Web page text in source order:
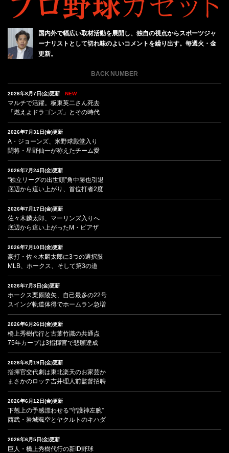
国内外で幅広い取材活動を展開し、独自の視点からスポーツジャ
ーナリストとして切れ味のよいコメントを繰り出す。毎週火・金
更新。
BACK NUMBER
2026年8月7日(金)更新 NEW
マルチで活躍。板東英二さん死去
「燃えよドラゴンズ」とその時代
2026年7月31日(金)更新
A・ジョーンズ、米野球殿堂入り
闘将・星野仙一が称えたチーム愛
2026年7月24日(金)更新
“独立リーグの出世頭”角中勝也引退
底辺から這い上がり、首位打者2度
2026年7月17日(金)更新
佐々木麟太郎、マーリンズ入りへ
底辺から這い上がったM・ピアザ
2026年7月10日(金)更新
豪打・佐々木麟太郎に3つの選択肢
MLB、ホークス、そして第3の道
2026年7月3日(金)更新
ホークス栗原陵矢、自己最多の22号
スイング軌道体得でホームラン急増
2026年6月26日(金)更新
橋上秀樹代行と古葉竹識の共通点
75年カープは3指揮官で悲願達成
2026年6月19日(金)更新
指揮官交代劇は東北楽天のお家芸か
まさかのロッテ吉井理人前監督招聘
2026年6月12日(金)更新
下剋上の予感漂わせる“守護神左腕”
西武・岩城颯空とヤクルトのキハダ
2026年6月5日(金)更新
巨人・橋上秀樹代行の新ID野球